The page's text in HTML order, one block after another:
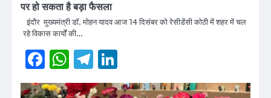
पर हो सकता है बड़ा फैसला
इंदौर मुख्यमंत्री डॉ. मोहन यादव आज 14 दिसंबर को रेसीडेंसी कोठी में शहर में चल
रहे विकास कार्यों की…
Facebook
WhatsApp
Telegram